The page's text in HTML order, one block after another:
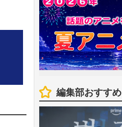
編集部おすすめ